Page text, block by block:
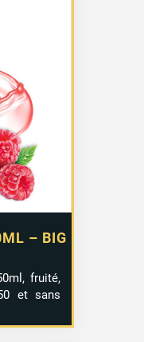
– BIG
€.
fruité,
et sans